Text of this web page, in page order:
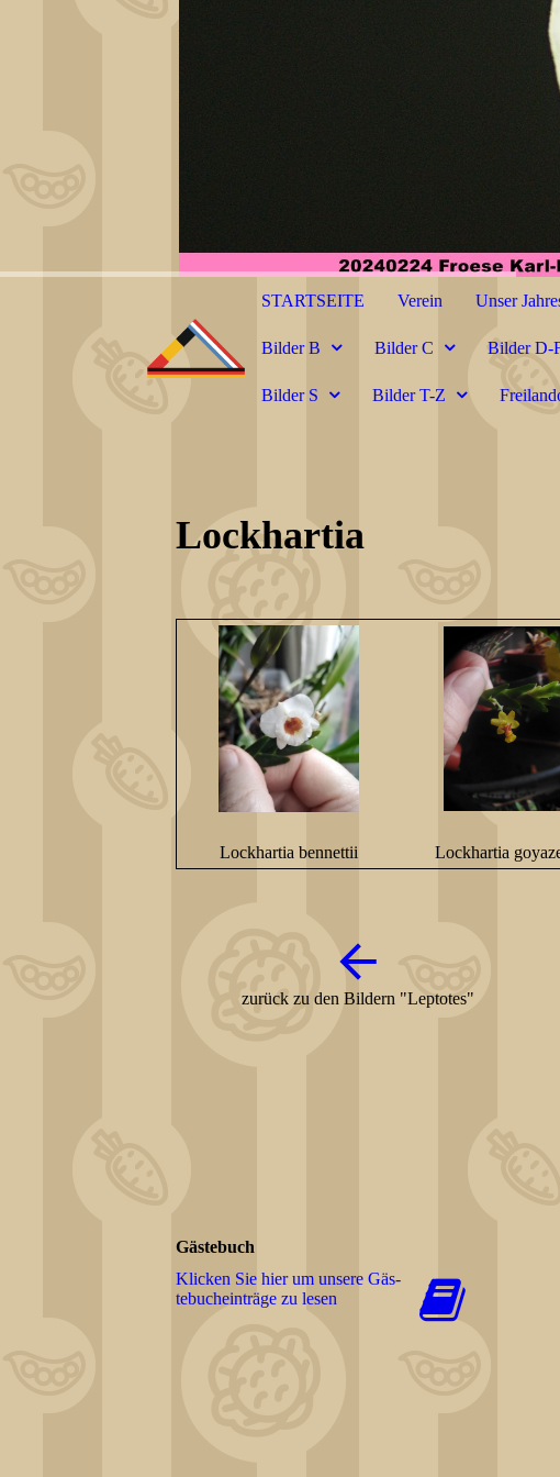
STARTSEITE Verein Unser
Bilder B Bilder C Bilder D-
Bilder S Bilder T-Z
Lockhartia
Lockhartia bennettii Lockhartia
zurück zu den Bildern "Leptotes"
Gästebuch
Klicken Sie hier um unsere Gäs­
te­buch­ein­trä­ge zu lesen